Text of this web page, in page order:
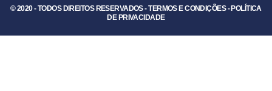
© 2020 - TODOS DIREITOS RESERVADOS -TERMOS E CONDIÇÕES- POLÍTICA
DE PRIVACIDADE